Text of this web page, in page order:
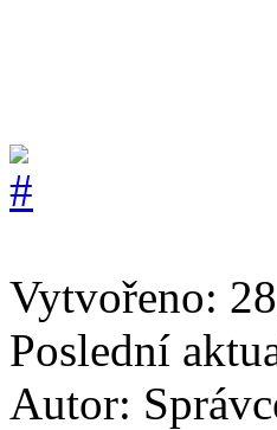
Vytvořeno:
Poslední
Autor: